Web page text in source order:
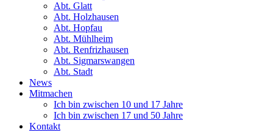
Abt. Glatt
Abt. Holzhausen
Abt. Hopfau
Abt. Mühlheim
Abt. Renfrizhausen
Abt. Sigmarswangen
Abt. Stadt
News
Mitmachen
Ich bin zwischen 10 und 17 Jahre
Ich bin zwischen 17 und 50 Jahre
Kontakt